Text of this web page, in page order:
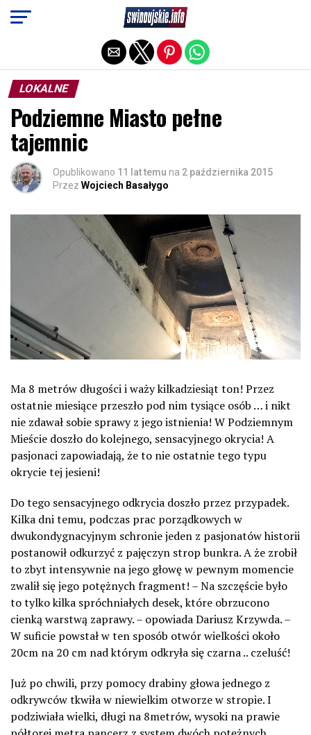
LOKALNE
Podziemne Miasto pełne
tajemnic
Opublikowano 11 lat temu na 2 października 2015
Przez Wojciech Basałygo
Ma 8 metrów długości i waży kilkadziesiąt ton! Przez
ostatnie miesiące przeszło pod nim tysiące osób … i nikt
nie zdawał sobie sprawy z jego istnienia! W Podziemnym
Mieście doszło do kolejnego, sensacyjnego okrycia! A
pasjonaci zapowiadają, że to nie ostatnie tego typu
okrycie tej jesieni!
Do tego sensacyjnego odkrycia doszło przez przypadek.
Kilka dni temu, podczas prac porządkowych w
dwukondygnacyjnym schronie jeden z pasjonatów historii
postanowił odkurzyć z pajęczyn strop bunkra. A że zrobił
to zbyt intensywnie na jego głowę w pewnym momencie
zwalił się jego potężnych fragment! – Na szczęście było
to tylko kilka spróchniałych desek, które obrzucono
cienką warstwą zaprawy. – opowiada Dariusz Krzywda. –
W suficie powstał w ten sposób otwór wielkości około
20cm na 20 cm nad którym odkryła się czarna .. czeluść!
Już po chwili, przy pomocy drabiny głowa jednego z
odkrywców tkwiła w niewielkim otworze w stropie. I
podziwiała wielki, długi na 8metrów, wysoki na prawie
Exit mobile version